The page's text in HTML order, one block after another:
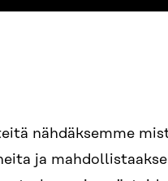
nähdäksemme
ja